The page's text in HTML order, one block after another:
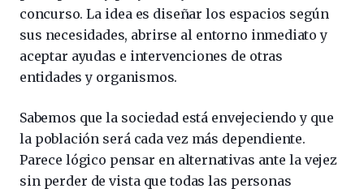
concurso. La idea es diseñar los espacios según
sus necesidades, abrirse al entorno inmediato y
aceptar ayudas e intervenciones de otras
entidades y organismos.
Sabemos que la sociedad está envejeciendo y que
la población será cada vez más dependiente.
Parece lógico pensar en alternativas ante la vejez
sin perder de vista que todas las personas